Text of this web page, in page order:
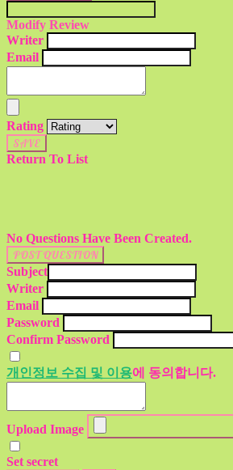
Modify Review
Writer
Email
Rating
SAVE
Return To List
No Questions Have Been Created.
POST QUESTION
Subject
Writer
Email
Password
Confirm Password
개인정보 수집 및 이용에 동의합니다.
Upload Image
Set secret